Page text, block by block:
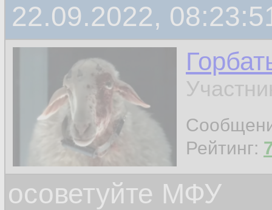
22.09.2022,
Рейтинг:
осоветуйте МФУ